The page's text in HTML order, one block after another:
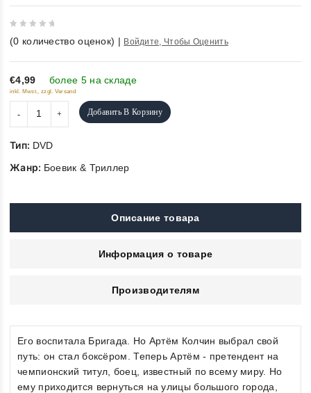
out
of
5
(0 количество оценок) | Войдите, Чтобы Оценить
€4,99 более 5 на складе
inkl. Mwst., zzgl. Versand
Добавить В Корзину
Тип: DVD
Жанр: Боевик & Триллер
Описание товара
Информация о товаре
Производителям
Его воспитала Бригада. Но Артём Колчин выбрал свой
путь: он стал боксёром. Теперь Артём - претендент на
чемпионский титул, боец, известный по всему миру. Но
ему приходится вернуться на улицы большого города,